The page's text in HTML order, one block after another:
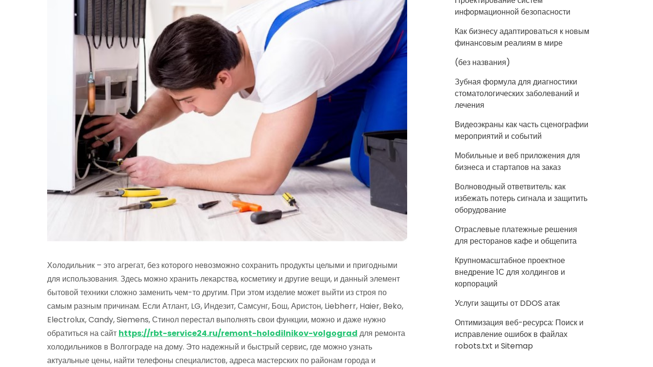
Холодильник – это агрегат, без которого невозможно сохранить продукты целыми и пригодными
для использования. Здесь можно хранить лекарства, косметику и другие вещи, и данный элемент
бытовой техники сложно заменить чем-то другим. При этом изделие может выйти из строя по
самым разным причинам. Если Атлант, LG, Индезит, Самсунг, Бош, Аристон, Liebherr, Haier, Beko,
Electrolux, Candy, Siemens, Стинол перестал выполнять свои функции, можно и даже нужно
обратиться на сайт https://rbt-service24.ru/remont-holodilnikov-volgograd для ремонта
холодильников в Волгограде на дому. Это надежный и быстрый сервис, где можно узнать
актуальные цены, найти телефоны специалистов, адреса мастерских по районам города и
информационной безопасности
Как бизнесу адаптироваться к новым
финансовым реалиям в мире
(без названия)
Зубная формула для диагностики
стоматологических заболеваний и
лечения
Видеоэкраны как часть сценографии
мероприятий и событий
Мобильные и веб приложения для
бизнеса и стартапов на заказ
Волноводный ответвитель: как
избежать потерь сигнала и защитить
оборудование
Отраслевые платежные решения
для ресторанов кафе и общепита
Крупномасштабное проектное
внедрение 1С для холдингов и
корпораций
Услуги защиты от DDOS атак
Оптимизация веб-ресурса: Поиск и
исправление ошибок в файлах
robots.txt и Sitemap